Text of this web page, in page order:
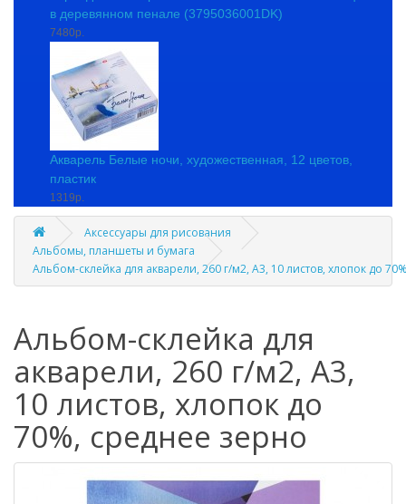
в деревянном пенале (3795036001DK)
7480р.
Акварель Белые ночи, художественная, 12 цветов,
пластик
1319р.
Аксессуары для рисования
Альбомы, планшеты и бумага
Альбом-склейка для акварели, 260 г/м2, А3, 10 листов, хлопок до
Альбом-склейка для
акварели, 260 г/м2, А3,
10 листов, хлопок до
70%, среднее зерно